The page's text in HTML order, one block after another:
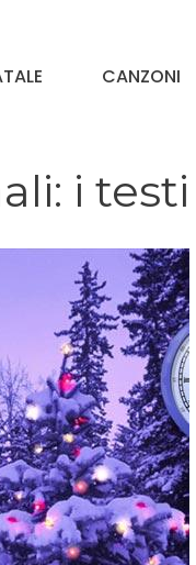
CANZONI
i testi